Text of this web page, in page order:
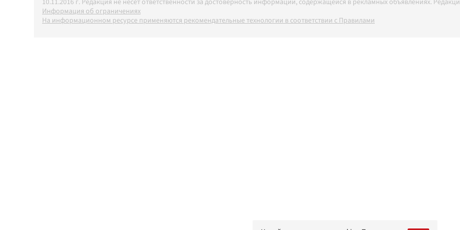
10.11.2016 г. Редакция не несет ответственности за достоверность информации, содержащейся в рекламных объявлениях.
Информация об ограничениях
На информационном ресурсе применяются рекомендательные технологии в соответствии с Правилами